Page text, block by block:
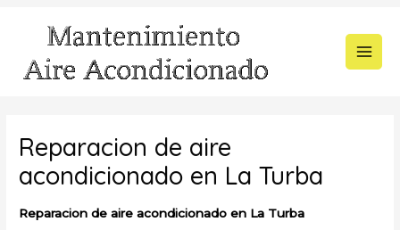
contenido
Reparacion de aire
acondicionado en La Turba
Reparacion de aire acondicionado en La Turba